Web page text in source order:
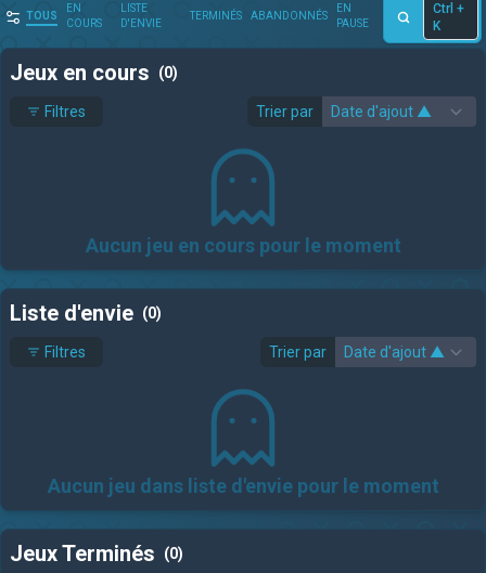
TOUS
EN
COURS
LISTE
D'ENVIE
TERMINÉS ABANDONNÉS
EN
PAUSE
Ctrl +
K
Jeux en cours (0)
Filtres Trier par
Aucun jeu en cours pour le moment
Liste d'envie (0)
Filtres Trier par
Aucun jeu dans liste d'envie pour le moment
Jeux Terminés (0)